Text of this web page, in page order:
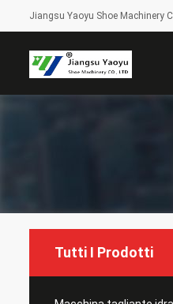
Jiangsu Yaoyu Shoe Machinery
Tutti I Prodotti